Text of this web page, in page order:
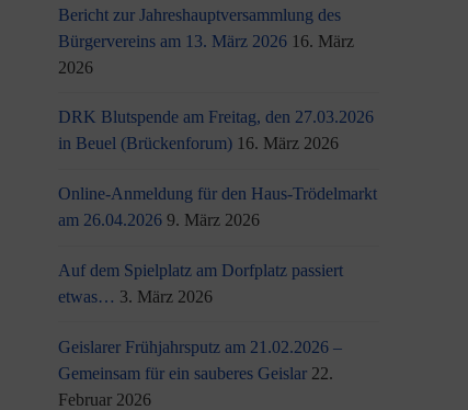
Bericht zur Jahreshauptversammlung des
Bürgervereins am 13. März 2026 16. März
2026
DRK Blutspende am Freitag, den 27.03.2026
in Beuel (Brückenforum) 16. März 2026
Online-Anmeldung für den Haus-Trödelmarkt
am 26.04.2026 9. März 2026
Auf dem Spielplatz am Dorfplatz passiert
etwas… 3. März 2026
Geislarer Frühjahrsputz am 21.02.2026 –
Gemeinsam für ein sauberes Geislar 22.
Februar 2026